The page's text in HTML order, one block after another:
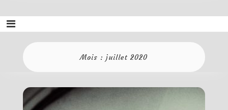
Mois :juillet 2020